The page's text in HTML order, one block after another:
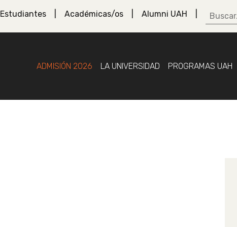
Estudiantes Académicas/os Alumni UAH
ADMISIÓN 2026 LA UNIVERSIDAD PROGRAMAS UAH